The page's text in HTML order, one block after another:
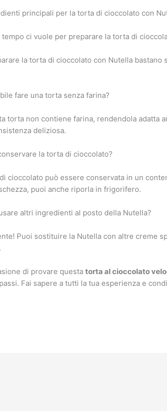
principali per la torta di cioccolato con
tempo ci vuole per preparare la torta di
la torta di cioccolato con Nutella
fare una torta senza farina?
torta non contiene farina, rendendola adatta
deliziosa.
la torta di cioccolato?
cioccolato può essere conservata in un
puoi anche riporla in frigorifero.
altri ingredienti al posto della Nutella?
Puoi sostituire la Nutella con altre creme
di provare questatorta al cioccolato
Fai sapere a tutti la tua esperienza e